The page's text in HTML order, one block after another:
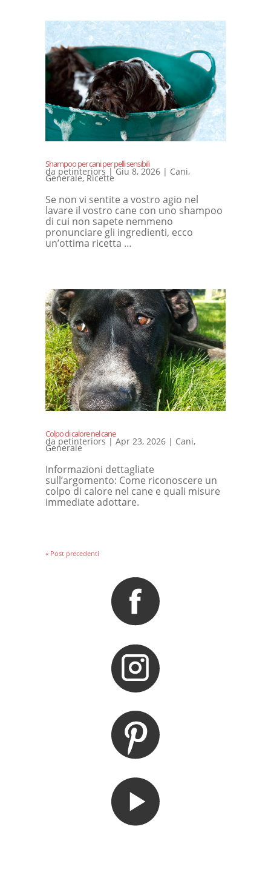
Shampoo per cani per pelli sensibili
da petinteriors |Giu 8, 2026| Cani,
Generale,Ricette
Se non vi sentite a vostro agio nel
lavare il vostro cane con uno shampoo
di cui non sapete nemmeno
pronunciare gli ingredienti, ecco
un’ottima ricetta …
Colpo di calore nel cane
dapetinteriors | Apr 23, 2026| Cani,
Generale
Informazioni dettagliate
sull’argomento: Come riconoscere un
colpo di calore nel cane e quali misure
immediate adottare.
« Post precedenti